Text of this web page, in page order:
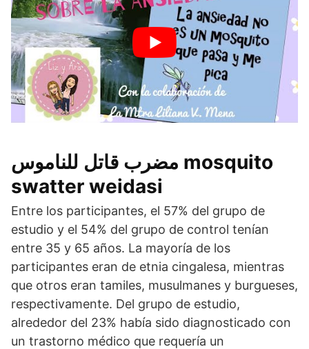
مضرب قاتل للناموس mosquito
swatter weidasi
Entre los participantes, el 57% del grupo de
estudio y el 54% del grupo de control tenían
entre 35 y 65 años. La mayoría de los
participantes eran de etnia cingalesa, mientras
que otros eran tamiles, musulmanes y burgueses,
respectivamente. Del grupo de estudio,
alrededor del 23% había sido diagnosticado con
un trastorno médico que requería un